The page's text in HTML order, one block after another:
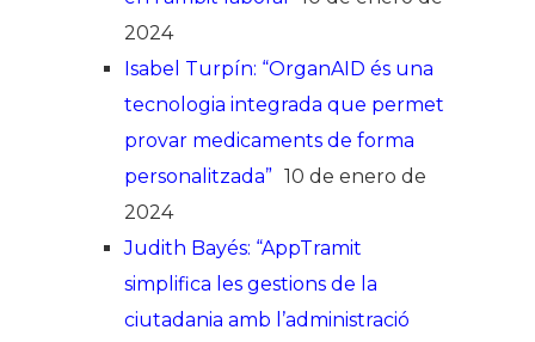
2024
Isabel Turpín: “OrganAID és una
tecnologia integrada que permet
provar medicaments de forma
personalitzada” 10 de enero de
2024
Judith Bayés: “AppTramit
simplifica les gestions de la
ciutadania amb l’administració